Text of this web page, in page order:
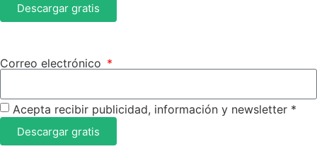
Descargar gratis
Correo electrónico
Acepta recibir publicidad, información y newsletter *
Descargar gratis